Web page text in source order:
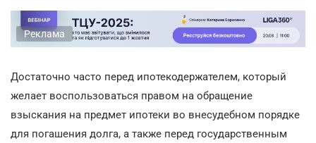
Реклама
Достаточно часто перед ипотекодержателем, который
желает воспользоваться правом на обращение
взыскания на предмет ипотеки во внесудебном порядке
для погашения долга, а также перед государственным